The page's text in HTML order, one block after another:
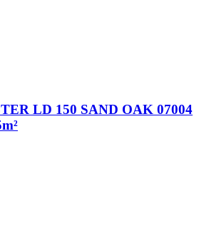
LD 150 SAND OAK 07004